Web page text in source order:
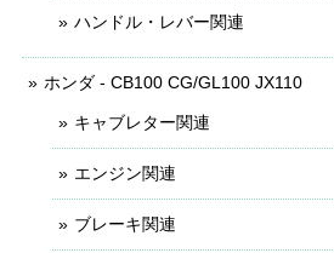
ハンドル・レバー関連
ホンダ - CB100 CG/GL100 JX110
キャブレター関連
エンジン関連
ブレーキ関連